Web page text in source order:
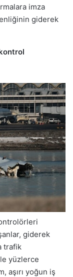
imza
giderek
giderek
trafik
yüzlerce
aşırı yoğun iş